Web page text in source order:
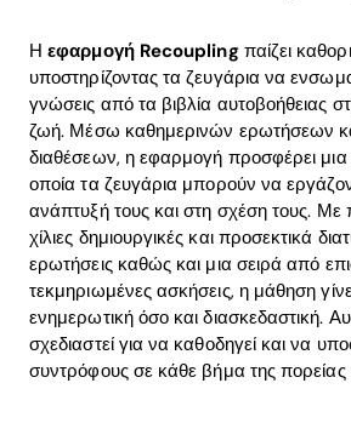
Ηεφαρμογή Recouplingπαίζει
υποστηρίζοντας τα ζευγάρια να
γνώσεις από τα βιβλία αυτοβοήθειας
ζωή. Μέσω καθημερινών ερωτήσεων
διαθέσεων, η εφαρμογή προσφέρει
οποία τα ζευγάρια μπορούν να
ανάπτυξή τους και στη σχέση τους. Με
χίλιες δημιουργικές και προσεκτικά
ερωτήσεις καθώς και μια σειρά από
τεκμηριωμένες ασκήσεις, η μάθηση
ενημερωτική όσο και διασκεδαστική.
σχεδιαστεί για να καθοδηγεί και να
συντρόφους σε κάθε βήμα της πορείας